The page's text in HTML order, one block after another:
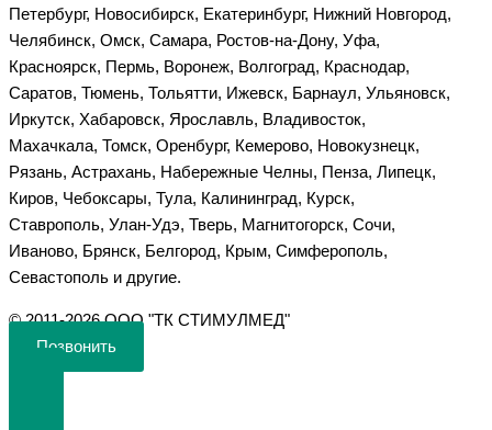
Петербург, Новосибирск, Екатеринбург, Нижний Новгород,
Челябинск, Омск, Самара, Ростов-на-Дону, Уфа,
Красноярск, Пермь, Воронеж, Волгоград, Краснодар,
Саратов, Тюмень, Тольятти, Ижевск, Барнаул, Ульяновск,
Иркутск, Хабаровск, Ярославль, Владивосток,
Махачкала, Томск, Оренбург, Кемерово, Новокузнецк,
Рязань, Астрахань, Набережные Челны, Пенза, Липецк,
Киров, Чебоксары, Тула, Калининград, Курск,
Ставрополь, Улан-Удэ, Тверь, Магнитогорск, Сочи,
Иваново, Брянск, Белгород, Крым, Симферополь,
Севастополь и другие.
©️ 2011-2026 ООО "ТК СТИМУЛМЕД"
Позвонить